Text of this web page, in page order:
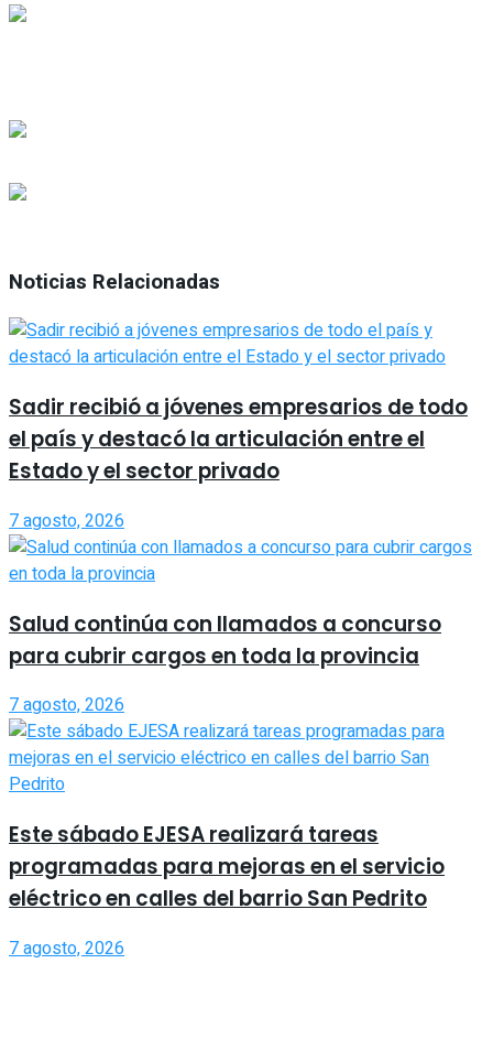
Noticias Relacionadas
Sadir recibió a jóvenes empresarios de todo
el país y destacó la articulación entre el
Estado y el sector privado
7 agosto, 2026
Salud continúa con llamados a concurso
para cubrir cargos en toda la provincia
7 agosto, 2026
Este sábado EJESA realizará tareas
programadas para mejoras en el servicio
eléctrico en calles del barrio San Pedrito
7 agosto, 2026